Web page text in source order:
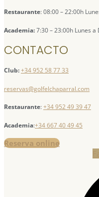
Restaurante: 08:00 – 22:00h
Academia:7:30 – 23:00h Lunes a
CONTACTO
Club:+34 952 58 77 33
reservas@golfelchaparral.com
Restaurante:+34 952 49 39 47
Academia:+34 667 40 49 45
Reserva online